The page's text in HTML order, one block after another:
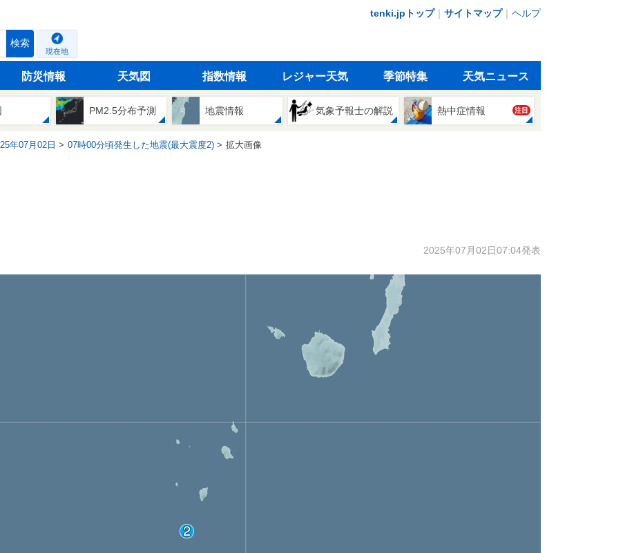
tenki.jpトップ｜ サイトマップ｜ ヘルプ
検索
現在地
防災情報 天気図 指数情報 レジャー天気 季節特集 天気ニュース
PM2.5分布予測 地震情報 気象予報士の解説 熱中症情報 注目
年07月02日 07時00分頃発生した地震(最大震度2) 拡大画像
2025年07月02日07:04発表